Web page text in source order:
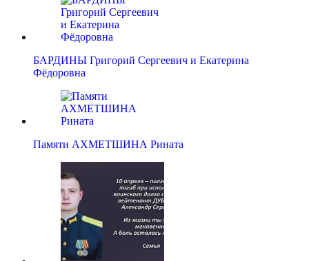
БАРДИНЫ Григорий Сергеевич и Екатерина
Фёдоровна
Памяти АХМЕТШИНА Рината